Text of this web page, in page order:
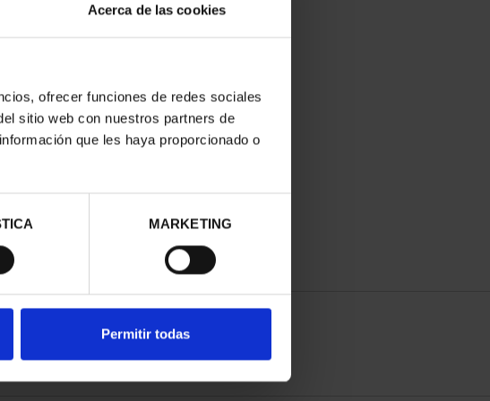
Acerca de las cookies
ofrecer funciones de redes sociales
sitio web con nuestros partners de
que les haya proporcionado o
MARKETING
Permitir todas